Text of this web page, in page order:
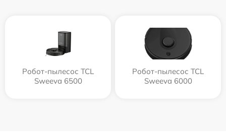
Робот-пылесос TCL
Sweeva 6500
Робот-пылесос TCL
Sweeva 6000